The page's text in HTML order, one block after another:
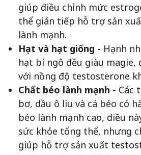
giúp điều chỉnh mức
thể gián tiếp hỗ trợ sản
lành mạnh.
Hạt và hạt giống - Hạnh
hạt bí ngô đều giàu magie,
với nồng độ testosterone
Chất béo lành mạnh - Các
bơ, dầu ô liu và cá béo có
béo lành mạnh cao, điều
sức khỏe tổng thể, nhưng
giúp hỗ trợ sản xuất